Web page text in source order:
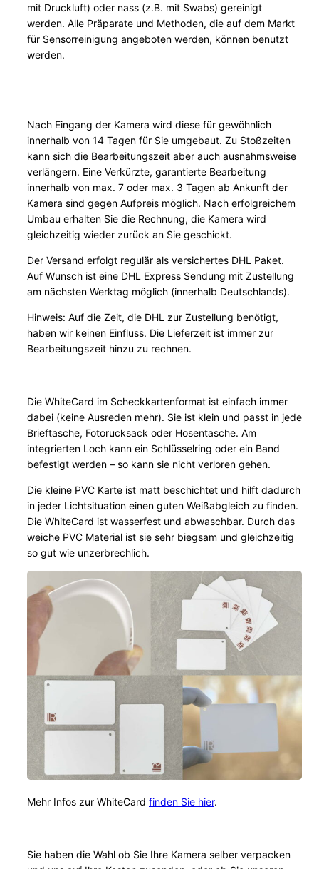
mit Druckluft) oder nass (z.B. mit Swabs) gereinigt
werden. Alle Präparate und Methoden, die auf dem Markt
für Sensorreinigung angeboten werden, können benutzt
werden.
Nach Eingang der Kamera wird diese für gewöhnlich
innerhalb von 14 Tagen für Sie umgebaut. Zu Stoßzeiten
kann sich die Bearbeitungszeit aber auch ausnahmsweise
verlängern. Eine Verkürzte, garantierte Bearbeitung
innerhalb von max. 7 oder max. 3 Tagen ab Ankunft der
Kamera sind gegen Aufpreis möglich. Nach erfolgreichem
Umbau erhalten Sie die Rechnung, die Kamera wird
gleichzeitig wieder zurück an Sie geschickt.
Der Versand erfolgt regulär als versichertes DHL Paket.
Auf Wunsch ist eine DHL Express Sendung mit Zustellung
am nächsten Werktag möglich (innerhalb Deutschlands).
Hinweis: Auf die Zeit, die DHL zur Zustellung benötigt,
haben wir keinen Einfluss. Die Lieferzeit ist immer zur
Bearbeitungszeit hinzu zu rechnen.
Die WhiteCard im Scheckkartenformat ist einfach immer
dabei (keine Ausreden mehr). Sie ist klein und passt in jede
Brieftasche, Fotorucksack oder Hosentasche. Am
integrierten Loch kann ein Schlüsselring oder ein Band
befestigt werden – so kann sie nicht verloren gehen.
Die kleine PVC Karte ist matt beschichtet und hilft dadurch
in jeder Lichtsituation einen guten Weißabgleich zu finden.
Die WhiteCard ist wasserfest und abwaschbar. Durch das
weiche PVC Material ist sie sehr biegsam und gleichzeitig
so gut wie unzerbrechlich.
Mehr Infos zur WhiteCard finden Sie hier.
Sie haben die Wahl ob Sie Ihre Kamera selber verpacken